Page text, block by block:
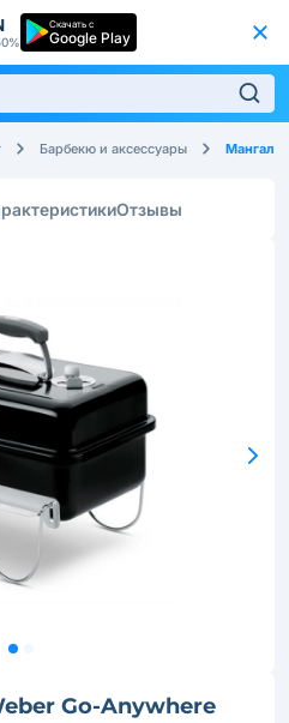
Скачать с
Google Play
Барбекю и аксессуары Мангалы
Отзывы
Go-Anywhere